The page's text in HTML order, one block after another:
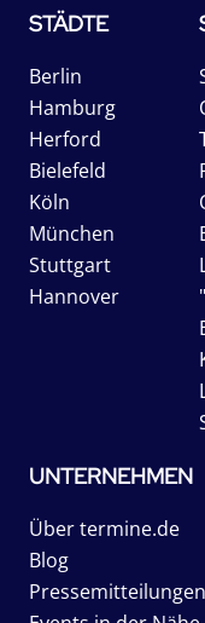
STÄDTE
Berlin
Hamburg
Herford
Bielefeld
Köln
München
Stuttgart
Hannover
UNTERNEHMEN
Über termine.de
Blog
Pressemitteilungen